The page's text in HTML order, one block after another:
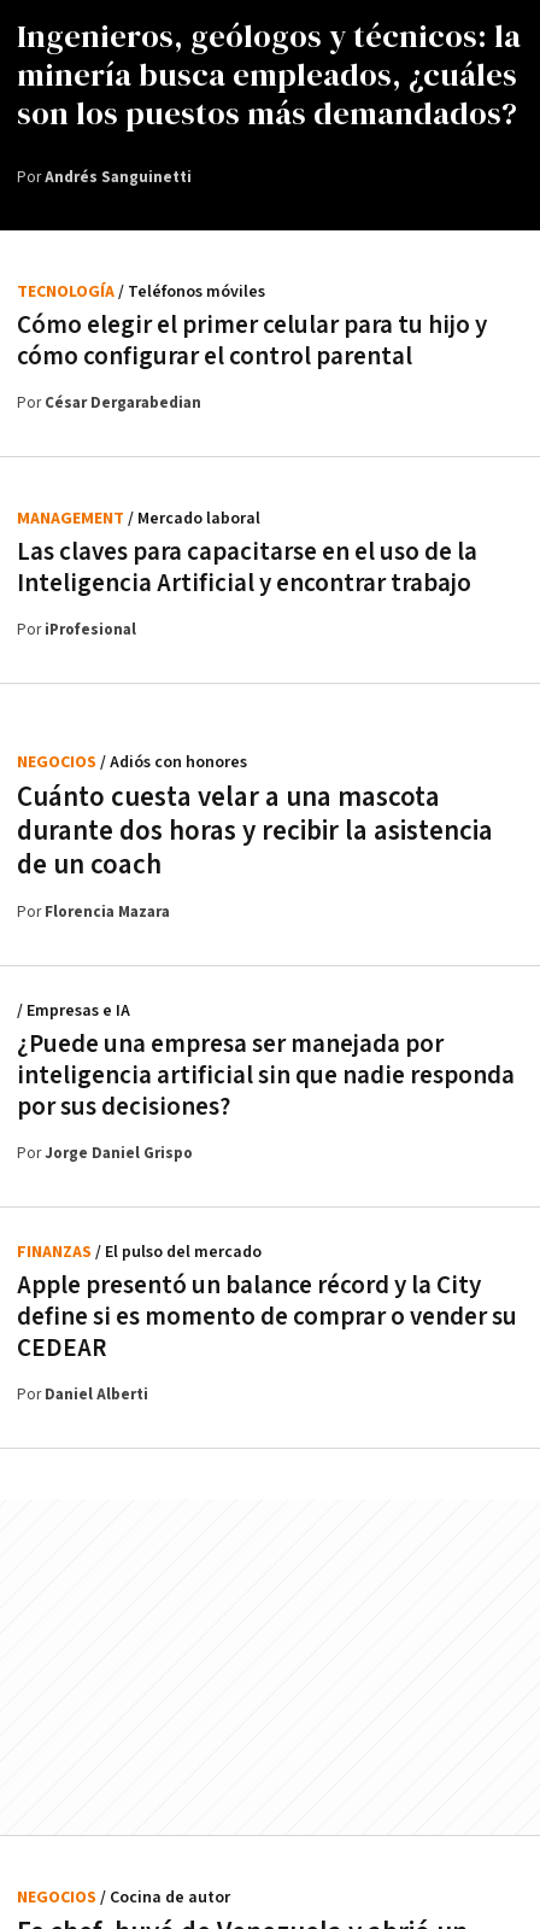
Ingenieros, geólogos y técnicos: la
minería busca empleados, ¿cuáles
son los puestos más demandados?
PorAndrés Sanguinetti
Cómo elegir el primer celular para tu hijo y
cómo configurar el control parental
TECNOLOGÍA/ Teléfonos móviles
PorCésar Dergarabedian
Las claves para capacitarse en el uso de la
Inteligencia Artificial y encontrar trabajo
MANAGEMENT / Mercado laboral
PoriProfesional
Cuánto cuesta velar a una mascota
durante dos horas y recibir la asistencia
de un coach
NEGOCIOS / Adiós con honores
PorFlorencia Mazara
¿Puede una empresa ser manejada por
inteligencia artificial sin que nadie responda
por sus decisiones?
/ Empresas e IA
PorJorge Daniel Grispo
Apple presentó un balance récord y la City
define si es momento de comprar o vender su
CEDEAR
FINANZAS / El pulso del mercado
PorDaniel Alberti
NEGOCIOS / Cocina de autor